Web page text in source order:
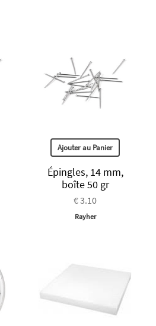
Ajouter au Panier
Épingles, 14 mm,
boîte 50 gr
€ 3.10
Rayher